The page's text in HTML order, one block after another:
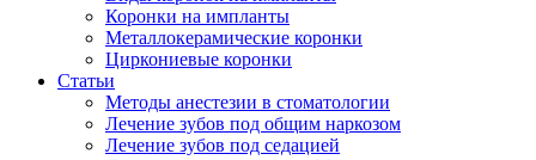
Коронки на импланты
Металлокерамические коронки
Циркониевые коронки
Статьи
Методы анестезии в стоматологии
Лечение зубов под общим наркозом
Лечение зубов под седацией